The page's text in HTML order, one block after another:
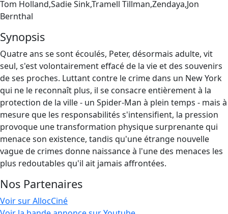
Tom Holland,Sadie Sink,Tramell Tillman,Zendaya,Jon
Bernthal
Synopsis
Quatre ans se sont écoulés, Peter, désormais adulte, vit
seul, s'est volontairement effacé de la vie et des souvenirs
de ses proches. Luttant contre le crime dans un New York
qui ne le reconnaît plus, il se consacre entièrement à la
protection de la ville - un Spider-Man à plein temps - mais à
mesure que les responsabilités s'intensifient, la pression
provoque une transformation physique surprenante qui
menace son existence, tandis qu'une étrange nouvelle
vague de crimes donne naissance à l'une des menaces les
plus redoutables qu'il ait jamais affrontées.
Nos Partenaires
Voir sur AllocCiné